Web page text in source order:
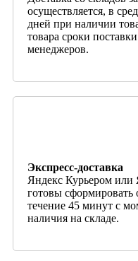
осуществляется, в
дней при наличии
товара сроки
менеджеров.
Экспресс-доставка
Яндекс Курьером или
готовы сформировать
течение 45 минут с
наличия на складе.